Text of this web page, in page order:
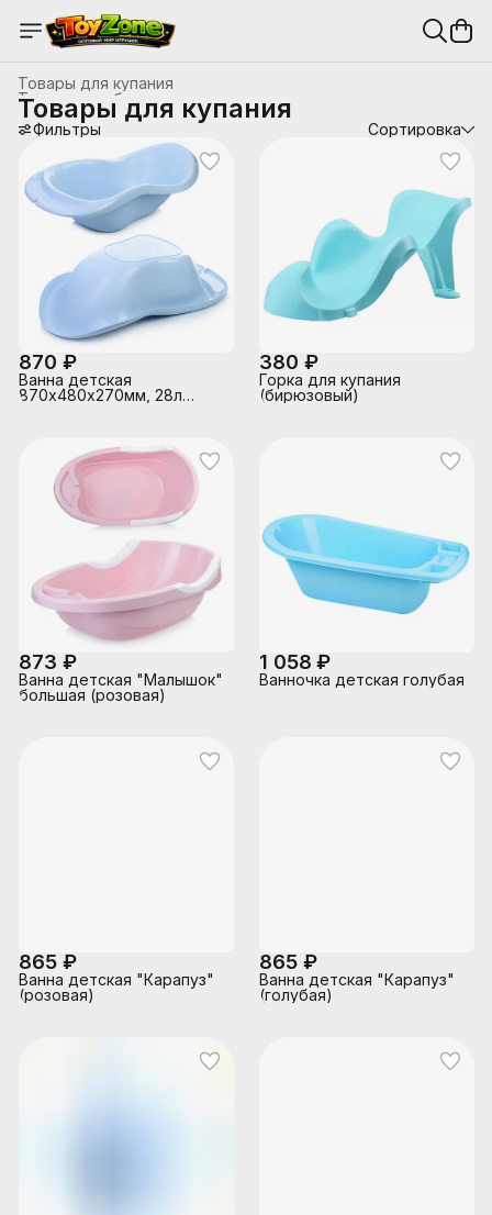
Товары для купания
Товары для беременных и новорожденных
Детские товары, мебель
Главная ›
Товары для купания
Фильтры Сортировка
870 ₽
Ванна детская
870х480х270мм, 28л
380 ₽
Горка для купания
(бирюзовый)
873 ₽
Ванна детская "Малышок"
большая (розовая)
1 058 ₽
Ванночка детская голубая
865 ₽
Ванна детская "Карапуз"
(розовая)
865 ₽
Ванна детская "Карапуз"
(голубая)